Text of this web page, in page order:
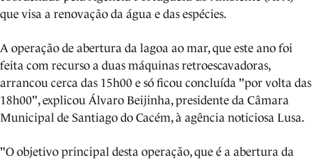
que visa a renovação da água e das espécies.
A operação de abertura da lagoa ao mar, que este ano foi
feita com recurso a duas máquinas retroescavadoras,
arrancou cerca das 15h00 e só ficou concluída "por volta das
18h00", explicou Álvaro Beijinha, presidente da Câmara
Municipal de Santiago do Cacém, à agência noticiosa Lusa.
"O objetivo principal desta operação, que é a abertura da